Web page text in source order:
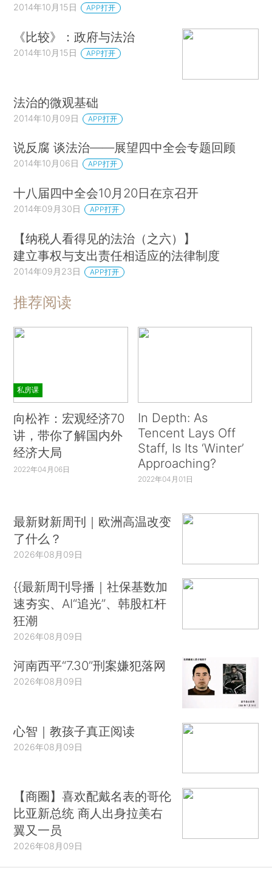
2014年10月15日 APP打开
《比较》：政府与法治
2014年10月15日 APP打开
法治的微观基础
2014年10月09日 APP打开
说反腐 谈法治——展望四中全会专题回顾
2014年10月06日 APP打开
十八届四中全会10月20日在京召开
2014年09月30日 APP打开
【纳税人看得见的法治（之六）】
建立事权与支出责任相适应的法律制度
2014年09月23日 APP打开
推荐阅读
私房课
向松祚：宏观经济70
讲，带你了解国内外
经济大局
2022年04月06日
In Depth: As
Tencent Lays Off
Staff, Is Its ‘Winter’
Approaching?
2022年04月01日
最新财新周刊｜欧洲高温改变
了什么？
2026年08月09日
{{最新周刊导播｜社保基数加
速夯实、AI“追光”、韩股杠杆
狂潮
2026年08月09日
河南西平“7.30”刑案嫌犯落网
2026年08月09日
心智｜教孩子真正阅读
2026年08月09日
【商圈】喜欢配戴名表的哥伦
比亚新总统 商人出身拉美右
翼又一员
2026年08月09日